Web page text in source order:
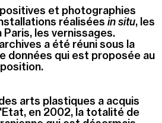
et photographies
réalisées in situ, les
les vernissages.
a été réuni sous la
données qui est proposée au
arts plastiques a acquis
en 2002, la totalité de